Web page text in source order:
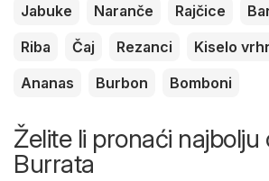
Jabuke
Naranče Rajčice
Riba
Čaj Rezanci Kiselo
Ananas
Burbon Bomboni
Želite li pronaći najbolju
Burrata